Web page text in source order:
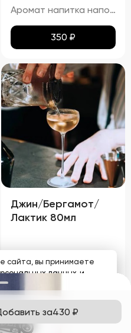
Аромат напитка наполнен букетом жасмина, с оттенками груши и винограда. Виски добавляет лёгкий оттенок дубовой древесины и пряностей.
350 ₽
Джин/Бергамот/
Лактик 80мл
250₽
сайта, вы принимаете
данных и
аналитических файлов
за430 ₽